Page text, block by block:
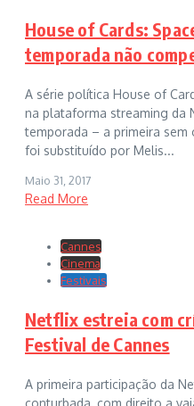
House of Cards:
temporada não
A série política House of
na plataforma streaming da
temporada – a primeira sem
foi substituído por Melis...
Maio 31, 2017
Read More
Cannes
Cinema
Festivais
Netflix estreia com
Festival de Cannes
A primeira participação da
conturbada, com direito a